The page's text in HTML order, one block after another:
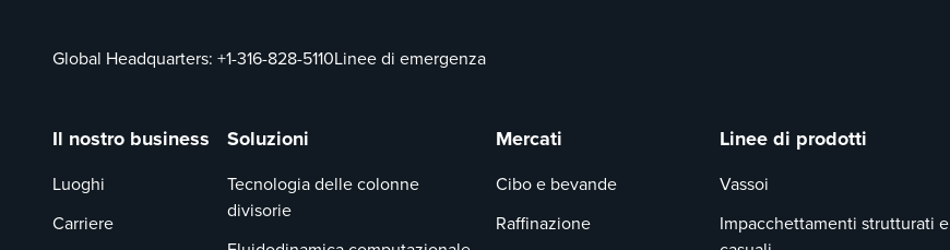
Global Headquarters: +1-316-828-5110Linee di emergenza
Il nostro business
Luoghi
Carriere
Soluzioni
Tecnologia delle colonne
divisorie
Mercati
Cibo e bevande
Raffinazione
Linee di prodotti
Vassoi
Impacchettamenti strutturati e